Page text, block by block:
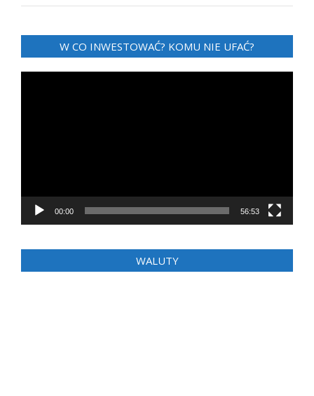
W CO INWESTOWAĆ? KOMU NIE UFAĆ?
00:00 56:53
WALUTY